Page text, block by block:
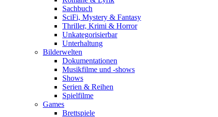
Sachbuch
SciFi, Mystery & Fantasy
Thriller, Krimi & Horror
Unkategorisierbar
Unterhaltung
Bilderwelten
Dokumentationen
Musikfilme und -shows
Shows
Serien & Reihen
Spielfilme
Games
Brettspiele